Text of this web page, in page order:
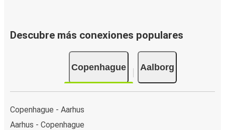
Descubre más conexiones populares
Copenhague Aalborg
Copenhague - Aarhus
Aarhus - Copenhague